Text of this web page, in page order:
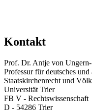
Kontakt
Prof. Dr. Antje von
Professur für deutsches
Staatskirchenrecht und
Universität Trier
FB V - Rechtswissenschaft
D - 54286 Trier